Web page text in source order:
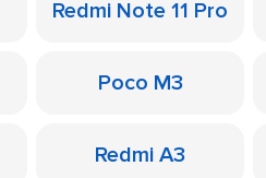
Redmi Note 11 Pro
Poco M3
Redmi A3